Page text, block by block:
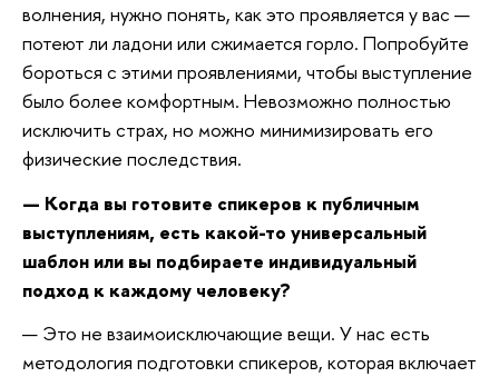
волнения, нужно понять, как это проявляется у вас —
потеют ли ладони или сжимается горло. Попробуйте
бороться с этими проявлениями, чтобы выступление
было более комфортным. Невозможно полностью
исключить страх, но можно минимизировать его
физические последствия.
— Когда вы готовите спикеров к публичным
выступлениям, есть какой-то универсальный
шаблон или вы подбираете индивидуальный
подход к каждому человеку?
— Это не взаимоисключающие вещи. У нас есть
методология подготовки спикеров, которая включает